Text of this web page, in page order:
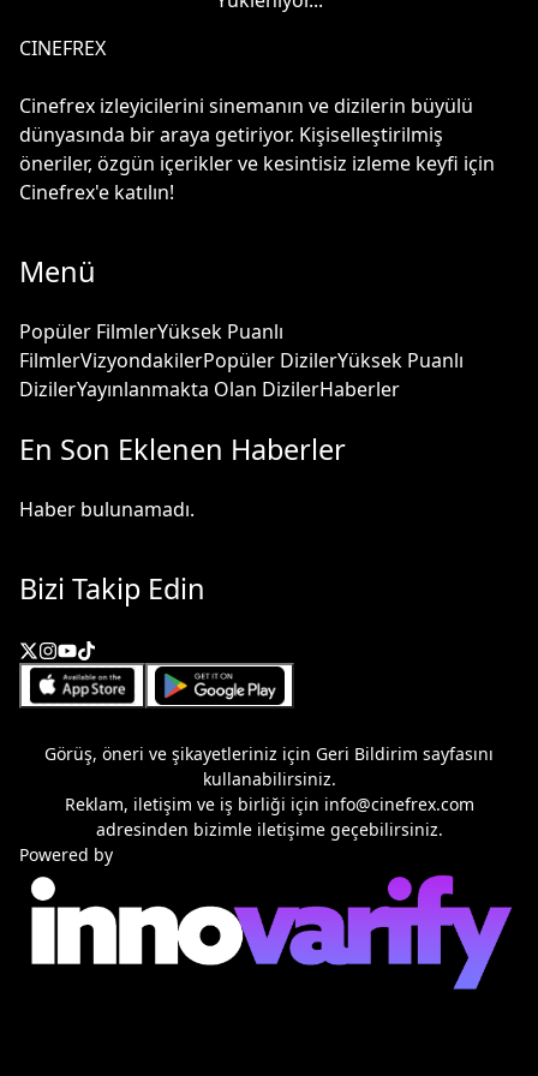
CINEFREX
Cinefrex izleyicilerini sinemanın ve dizilerin büyülü
dünyasında bir araya getiriyor. Kişiselleştirilmiş
öneriler, özgün içerikler ve kesintisiz izleme keyfi için
Cinefrex'e katılın!
Menü
Popüler FilmlerYüksek Puanlı
FilmlerVizyondakilerPopüler DizilerYüksek Puanlı
DizilerYayınlanmakta Olan DizilerHaberler
En Son Eklenen Haberler
Haber bulunamadı.
Bizi Takip Edin
Görüş, öneri ve şikayetleriniz için Geri Bildirim sayfasını
kullanabilirsiniz.
Reklam, iletişim ve iş birliği için info@cinefrex.com
adresinden bizimle iletişime geçebilirsiniz.
Powered by